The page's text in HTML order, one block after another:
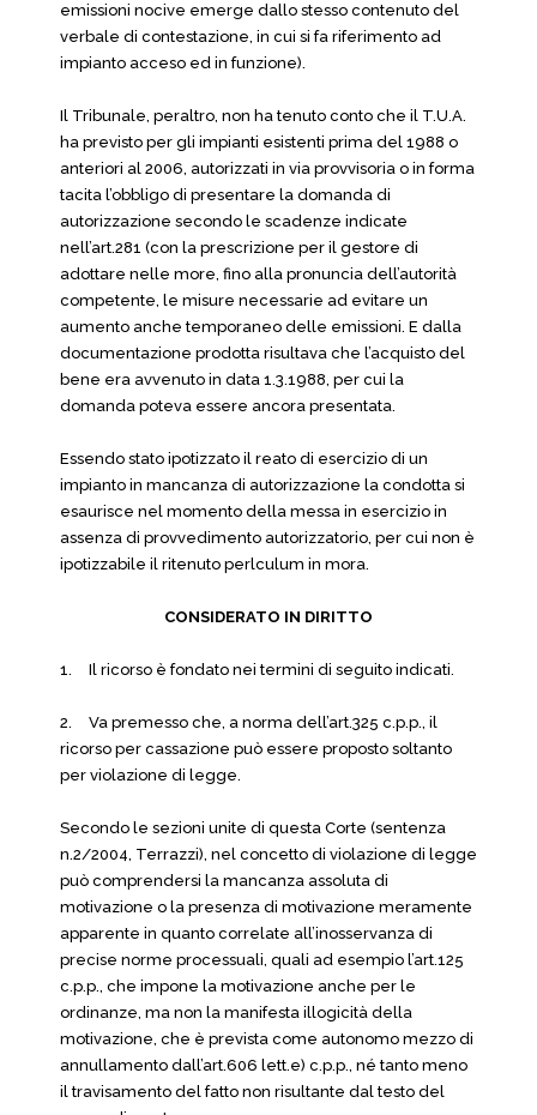
emissioni nocive emerge dallo stesso contenuto del
verbale di contestazione, in cui si fa riferimento ad
impianto acceso ed in funzione).
Il Tribunale, peraltro, non ha tenuto conto che il T.U.A.
ha previsto per gli impianti esistenti prima del 1988 o
anteriori al 2006, autorizzati in via provvisoria o in forma
tacita l’obbligo di presentare la domanda di
autorizzazione secondo le scadenze indicate
nell’art.281 (con la prescrizione per il gestore di
adottare nelle more, fino alla pronuncia dell’autorità
competente, le misure necessarie ad evitare un
aumento anche temporaneo delle emissioni. E dalla
documentazione prodotta risultava che l’acquisto del
bene era avvenuto in data 1.3.1988, per cui la
domanda poteva essere ancora presentata.
Essendo stato ipotizzato il reato di esercizio di un
impianto in mancanza di autorizzazione la condotta si
esaurisce nel momento della messa in esercizio in
assenza di provvedimento autorizzatorio, per cui non è
ipotizzabile il ritenuto perlculum in mora.
CONSIDERATO IN DIRITTO
1. Il ricorso è fondato nei termini di seguito indicati.
2.
Va premesso che, a norma dell’art.325 c.p.p., il
ricorso per cassazione può essere proposto soltanto
per violazione di legge.
Secondo le sezioni unite di questa Corte (sentenza
n.2/2004, Terrazzi), nel concetto di violazione di legge
può comprendersi la mancanza assoluta di
motivazione o la presenza di motivazione meramente
apparente in quanto correlate all’inosservanza di
precise norme processuali, quali ad esempio l’art.125
c.p.p., che impone la motivazione anche per le
ordinanze, ma non la manifesta illogicità della
motivazione, che è prevista come autonomo mezzo di
annullamento dall’art.606 lett.e) c.p.p., né tanto meno
il travisamento del fatto non risultante dal testo del